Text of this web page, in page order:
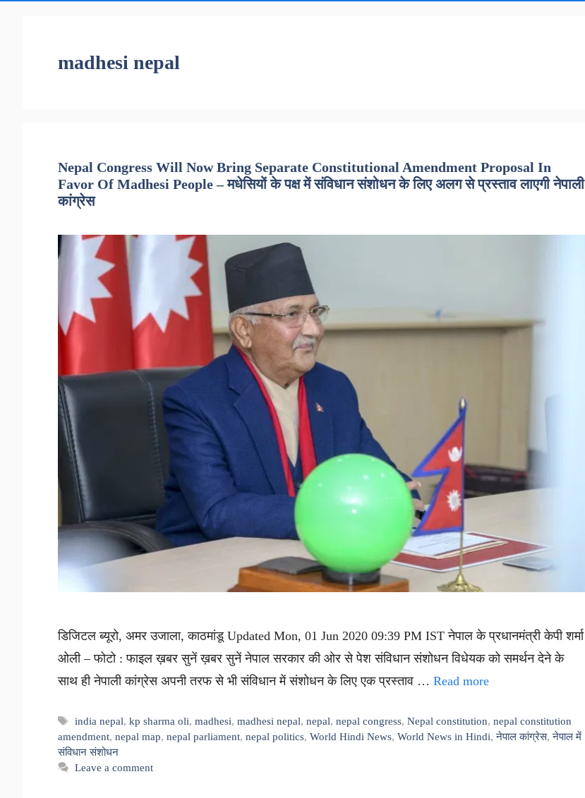
madhesi nepal
Nepal Congress Will Now Bring Separate Constitutional Amendment Proposal In
Favor Of Madhesi People – मधेसियों के पक्ष में संविधान संशोधन के लिए अलग से प्रस्ताव लाएगी नेपाली
कांग्रेस
डिजिटल ब्यूरो, अमर उजाला, काठमांडू Updated Mon, 01 Jun 2020 09:39 PM IST नेपाल के प्रधानमंत्री केपी शर्मा
ओली – फोटो : फाइल ख़बर सुनें ख़बर सुनें नेपाल सरकार की ओर से पेश संविधान संशोधन विधेयक को समर्थन देने के
साथ ही नेपाली कांग्रेस अपनी तरफ से भी संविधान में संशोधन के लिए एक प्रस्ताव … Read more
Tags
india nepal,kp sharma oli,madhesi,madhesi nepal,nepal,nepal congress,Nepal constitution,nepal constitution
amendment, nepal map, nepal parliament, nepal politics, World Hindi News, World News in Hindi,नेपाल कांग्रेस,नेपाल में
संविधान संशोधन
Leave a comment